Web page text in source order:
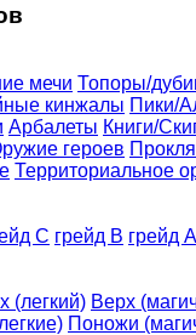
мечи Топоры/
кинжалы Пики/
Арбалеты Книги/
героев
Территориальное
C грейд B грейд A
(легкий) Верх
Поножи